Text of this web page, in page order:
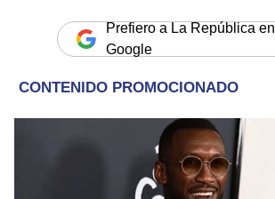
Prefiero a La República en
Google